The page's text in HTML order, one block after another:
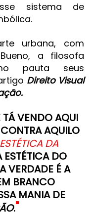
sistema de
urbana, com
a filosofa
pauta seus
Direito Visual
TÁ VENDO AQUI
AQUILO
DA
ESTÉTICA DO
VERDADE É A
BRANCO
MANIA DE
."